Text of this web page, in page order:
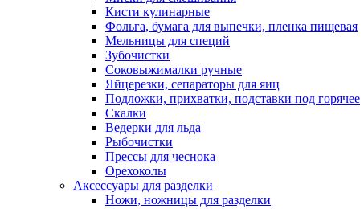
Кисти кулинарные
Фольга, бумага для выпечки, пленка пищевая
Мельницы для специй
Зубочистки
Соковыжималки ручные
Яйцерезки, сепараторы для яиц
Подложки, прихватки, подставки под горячее
Скалки
Ведерки для льда
Рыбочистки
Прессы для чеснока
Орехоколы
Аксессуары для разделки
Ножи, ножницы для разделки